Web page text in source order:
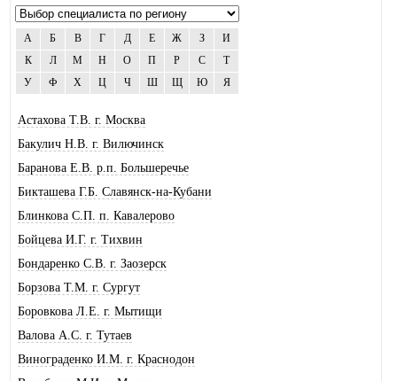
А Б В Г Д Е Ж З
И
К
Л М Н О П Р С
Т
У
Ф Х Ц Ч Ш Щ Ю Я
Астахова Т.В. г. Москва
Бакулич Н.В. г. Вилючинск
Баранова Е.В. р.п. Большеречье
Бикташева Г.Б. Славянск-на-Кубани
Блинкова С.П. п. Кавалерово
Бойцева И.Г. г. Тихвин
Бондаренко С.В. г. Заозерск
Борзова Т.М. г. Сургут
Боровкова Л.Е. г. Мытищи
Валова А.С. г. Тутаев
Винограденко И.М. г. Краснодон